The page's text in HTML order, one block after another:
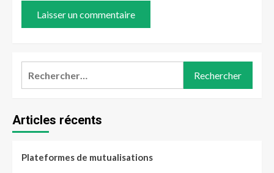
Articles récents
Plateformes de mutualisations